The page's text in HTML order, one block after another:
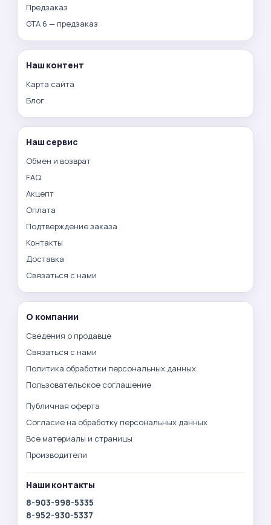
Предзаказ
GTA 6 — предзаказ
Наш контент
Карта сайта
Блог
Наш сервис
Обмен и возврат
FAQ
Акцепт
Оплата
Подтверждение заказа
Контакты
Доставка
Связаться с нами
О компании
Сведения о продавце
Связаться с нами
Политика обработки персональных данных
Пользовательское соглашение
Публичная оферта
Согласие на обработку персональных данных
Все материалы и страницы
Производители
Наши контакты
8-903-998-5335
8-952-930-5337